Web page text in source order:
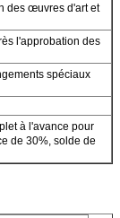
des œuvres d'art et
l'approbation des
spéciaux
à l'avance pour
de 30%, solde de